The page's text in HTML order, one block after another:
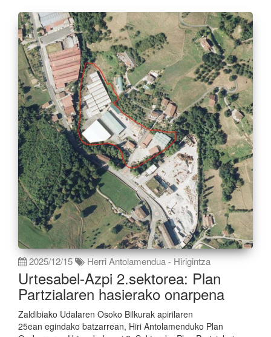
2025/12/15 Herri Antolamendua - Hirigintza
Urtesabel-Azpi 2.sektorea: Plan
Partzialaren hasierako onarpena
Zaldibiako Udalaren Osoko Bilkurak apirilaren
25ean egindako batzarrean, Hiri Antolamenduko Plan